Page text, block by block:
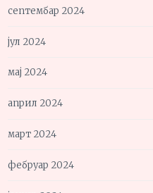
септембар 2024
јул 2024
мај 2024
април 2024
март 2024
фебруар 2024